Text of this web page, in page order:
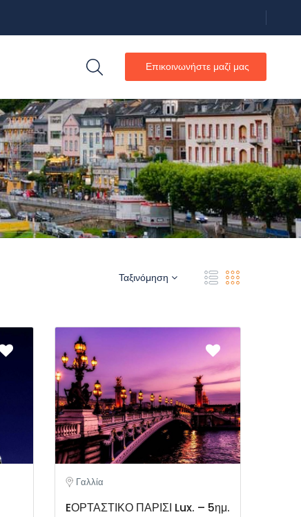
Επικοινωνήστε μαζί μας
Ταξινόμηση
Γαλλία
EΟΡΤΑΣΤΙΚΟ ΠΑΡΙΣΙ Lux. – 5ημ.